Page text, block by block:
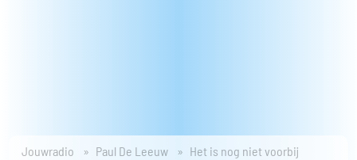
Jouwradio Paul De Leeuw Het is nog niet voorbij